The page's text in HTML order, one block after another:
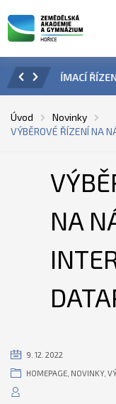
ÚŘEDNÍ
Úvod
Novinky
VÝBĚROVÉ ŘÍZENÍ NA
NA
9. 12. 2022
HOMEPAGE NOVINKY,